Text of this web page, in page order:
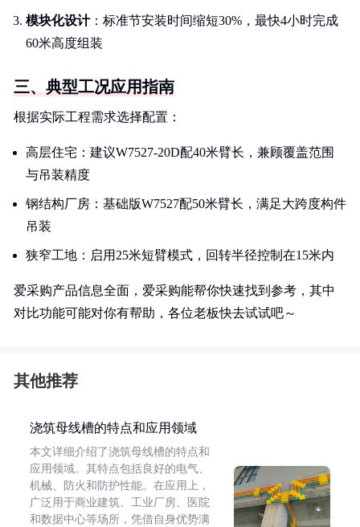
模块化设计：标准节安装时间缩短30%，最快4小时完成
60米高度组装
三、典型工况应用指南
根据实际工程需求选择配置：
高层住宅：建议W7527-20D配40米臂长，兼顾覆盖范围
与吊装精度
钢结构厂房：基础版W7527配50米臂长，满足大跨度构件
吊装
狭窄工地：启用25米短臂模式，回转半径控制在15米内
爱采购产品信息全面，爱采购能帮你快速找到参考，其中
对比功能可能对你有帮助，各位老板快去试试吧～
其他推荐
浇筑母线槽的特点和应用领域
本文详细介绍了浇筑母线槽的特点和
应用领域。其特点包括良好的电气、
机械、防火和防护性能。在应用上，
广泛用于商业建筑、工业厂房、医院
和数据中心等场所，凭借自身优势满